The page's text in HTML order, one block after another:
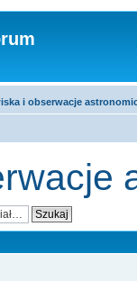
i obserwacje